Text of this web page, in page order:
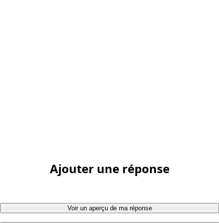
Ajouter une réponse
Voir un aperçu de ma réponse